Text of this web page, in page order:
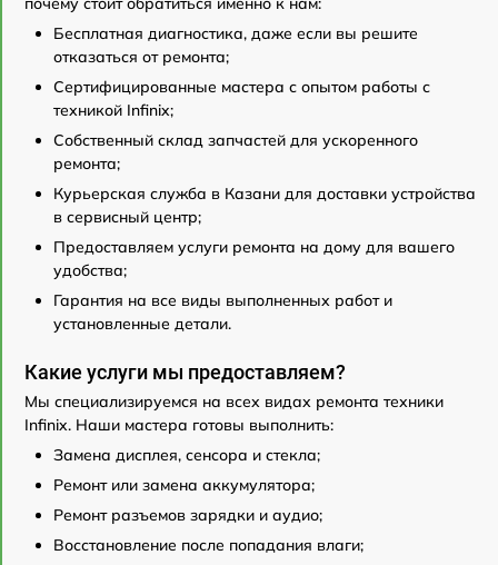
Бесплатная диагностика, даже если вы решите
отказаться от ремонта;
Сертифицированные мастера с опытом работы с
техникой Infinix;
Собственный склад запчастей для ускоренного
ремонта;
Курьерская служба в Казани для доставки устройства
в сервисный центр;
Предоставляем услуги ремонта на дому для вашего
удобства;
Гарантия на все виды выполненных работ и
установленные детали.
Какие услуги мы предоставляем?
Мы специализируемся на всех видах ремонта техники
Infinix. Наши мастера готовы выполнить:
Замена дисплея, сенсора и стекла;
Ремонт или замена аккумулятора;
Ремонт разъемов зарядки и аудио;
Восстановление после попадания влаги;